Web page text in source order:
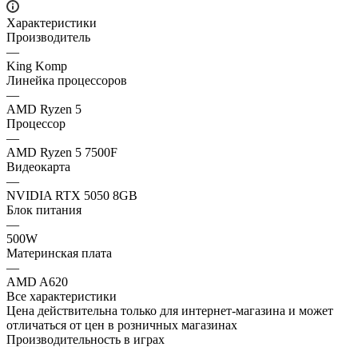
Характеристики
Производитель
—
King Komp
Линейка процессоров
—
AMD Ryzen 5
Процессор
—
AMD Ryzen 5 7500F
Видеокарта
—
NVIDIA RTX 5050 8GB
Блок питания
—
500W
Материнская плата
—
AMD A620
Все характеристики
Цена действительна только для интернет-магазина и может
отличаться от цен в розничных магазинах
Производительность в играх